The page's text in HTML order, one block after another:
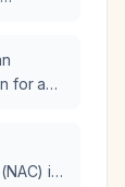
for a
in